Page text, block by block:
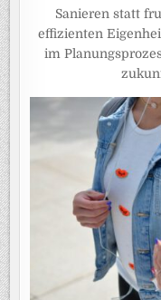
Sanieren statt
effizienten
im